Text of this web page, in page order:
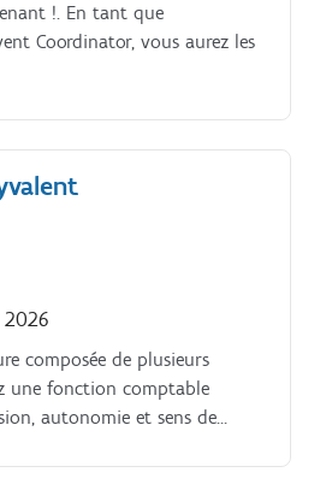
!. En tant que
Coordinator, vous aurez les
composée de plusieurs
une fonction comptable
autonomie et sens de
et soutenez les activités